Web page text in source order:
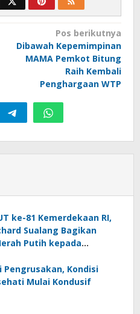
Pos berikutnya
Dibawah Kepemimpinan
MAMA Pemkot Bitung
Raih Kembali
Penghargaan WTP
ke-81 Kemerdekaan RI,
Sualang Bagikan
Putih kepada
Pengrusakan, Kondisi
Mulai Kondusif